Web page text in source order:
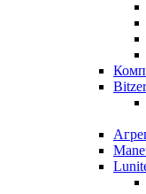
Bitzer